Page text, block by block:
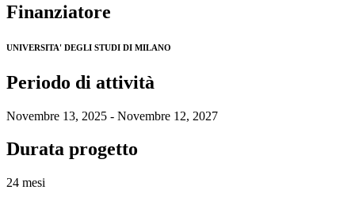
Finanziatore
UNIVERSITA' DEGLI STUDI DI MILANO
Periodo di attività
Novembre 13, 2025 - Novembre 12, 2027
Durata progetto
24 mesi